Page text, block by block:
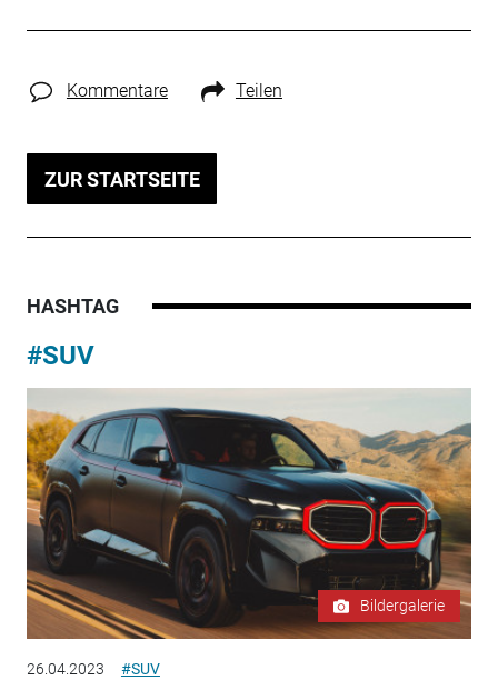
Kommentare Teilen
ZUR STARTSEITE
HASHTAG
#SUV
Bildergalerie
26.04.2023 #SUV